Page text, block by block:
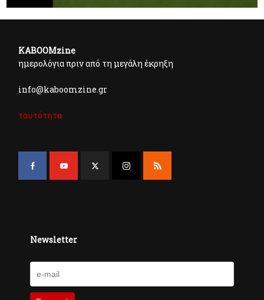
KABOOMzine
ημερολόγια πριν από τη μεγάλη έκρηξη
info@kaboomzine.gr
ταυτότητα
Newsletter